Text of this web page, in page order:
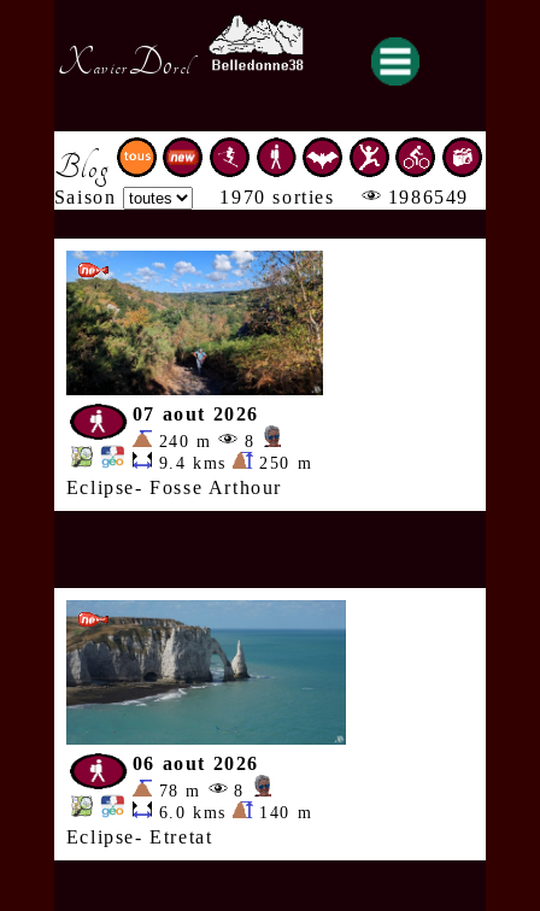
XavierDorel
Blog
Saison 1970 sorties 1986549
07 aout 2026
240 m
8
9.4 kms
250 m
Eclipse- Fosse Arthour
06 aout 2026
78 m
8
6.0 kms
140 m
Eclipse- Etretat